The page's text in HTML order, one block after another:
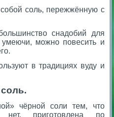
собой соль, пережжённую с
снадобий для
можно повесить и
в традициях вуду и
чёрной соли тем, что
приготовлена по